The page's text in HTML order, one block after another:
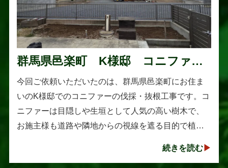
群馬県邑楽町 K様邸 コニファー
伐採・抜根工事
今回ご依頼いただいたのは、群馬県邑楽町にお住ま
いのK様邸でのコニファーの伐採・抜根工事です。コ
ニファーは目隠しや生垣として人気の高い樹木で、
お施主様も道路や隣地からの視線を遮る目的で植え
続きを読む